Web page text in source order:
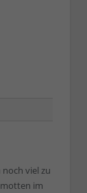
viel zu
im